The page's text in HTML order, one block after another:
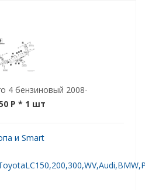
4 бензиновый 2008-
P * 1 шт
и Smart